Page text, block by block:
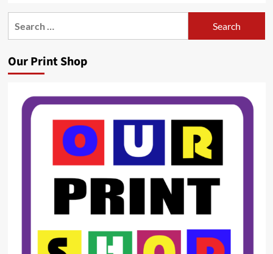
Our Print Shop